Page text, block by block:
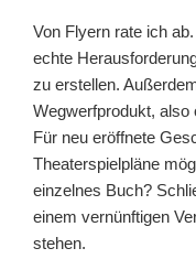
Von Flyern rate ich
echte
zu erstellen.
Wegwerfprodukt,
Für neu eröffnete
Theaterspielpläne
einzelnes Buch?
einem vernünftigen
stehen.